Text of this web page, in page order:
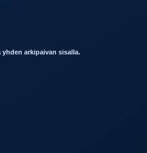
arkipaivan sisalla.